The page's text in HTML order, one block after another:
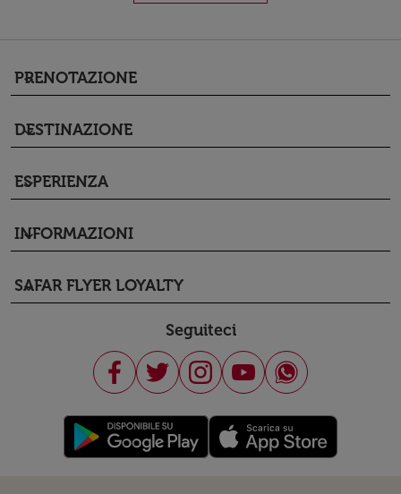
PRENOTAZIONE
keyboard_arrow_down
DESTINAZIONE
keyboard_arrow_down
ESPERIENZA
keyboard_arrow_down
INFORMAZIONI
keyboard_arrow_down
SAFAR FLYER LOYALTY
keyboard_arrow_down
Seguiteci